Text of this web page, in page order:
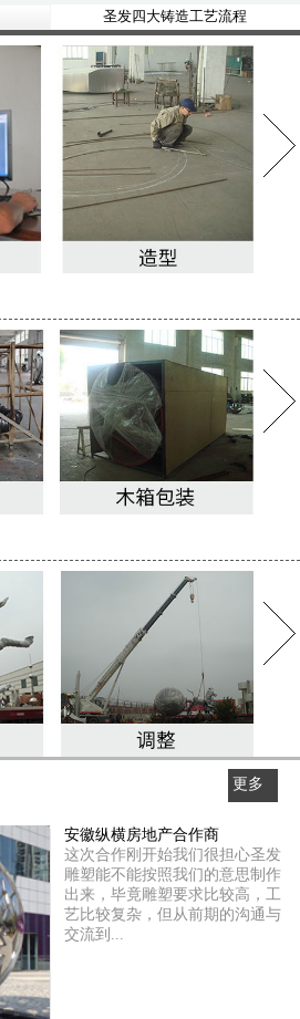
圣发四大铸造工艺流程
更多
安徽纵横房地产合作商
这次合作刚开始我们很担心圣发
雕塑能不能按照我们的意思制作
出来，毕竟雕塑要求比较高，工
艺比较复杂，但从前期的沟通与
交流到...